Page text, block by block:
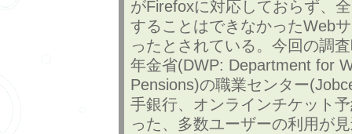
がFirefoxに対応しておらず、
することはできなかったWeb
ったとされている。今回の調
年金省(DWP: Department for
Pensions)の職業センター
手銀行、オンラインチケット
った、多数ユーザーの利用が